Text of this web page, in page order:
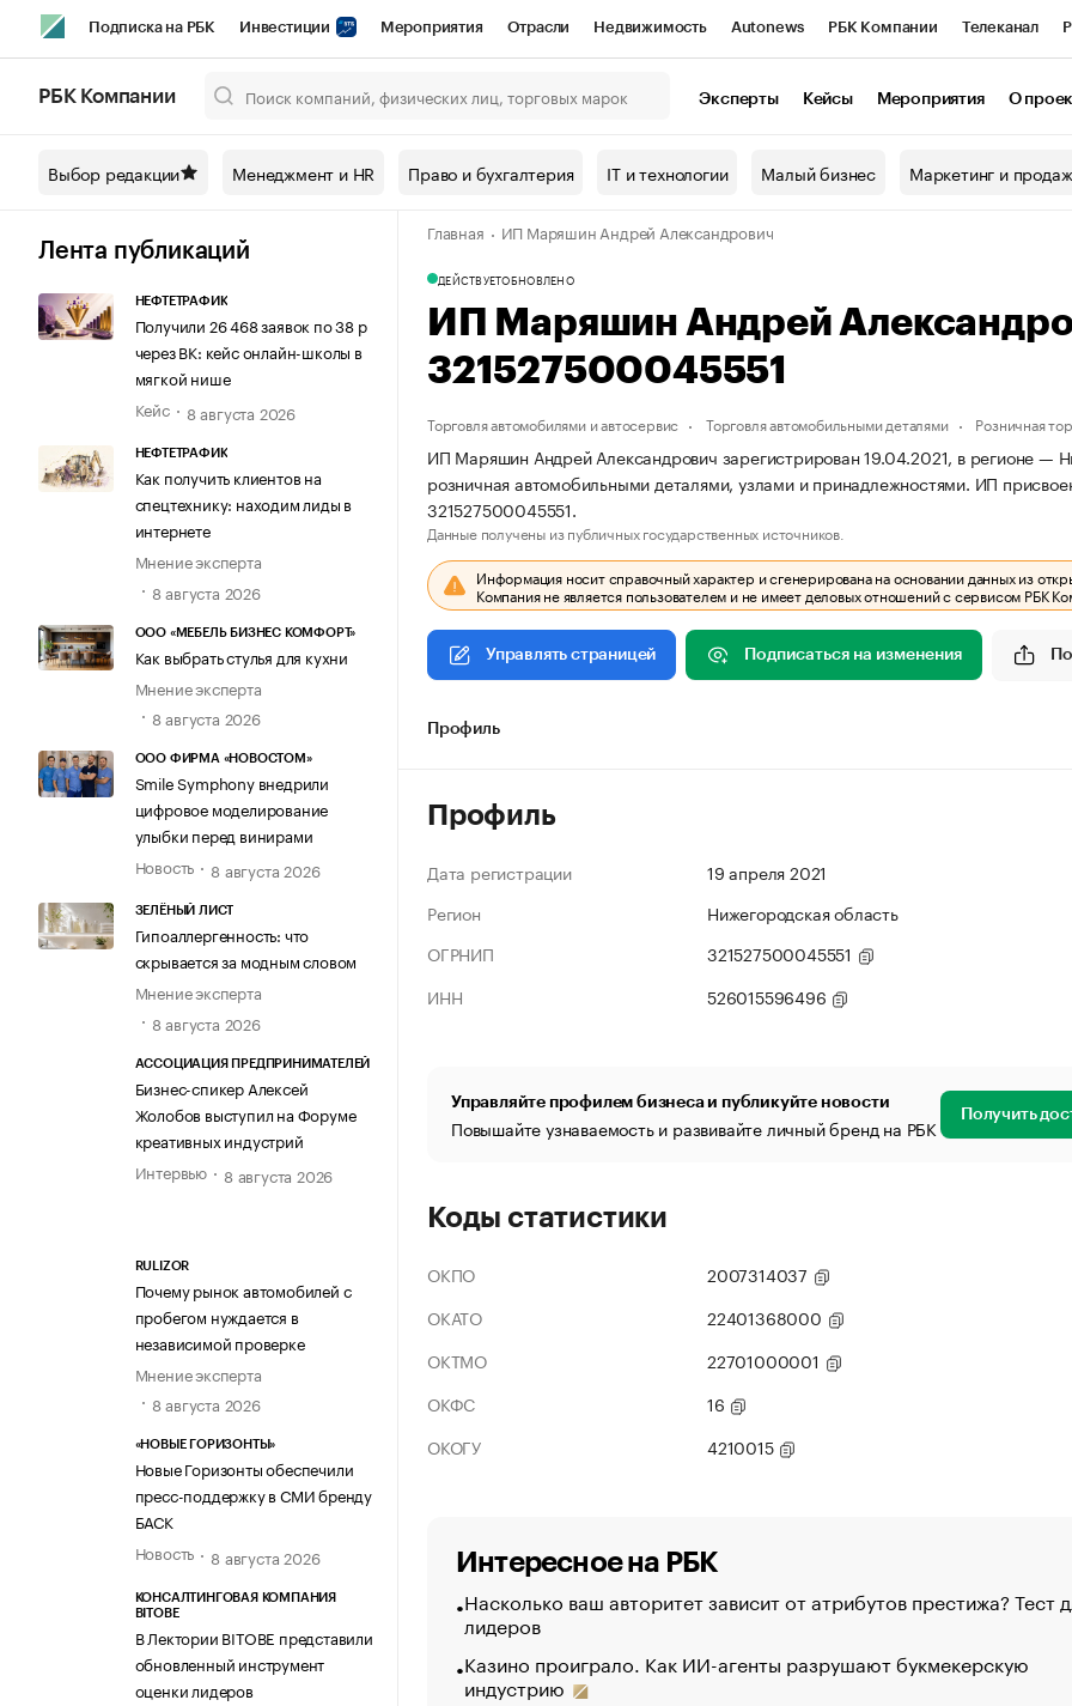
Подписка на РБК Инвестиции Мероприятия Отрасли Недвижимость Autonews РБК Компании Телеканал
Спецпроекты СПб Конференции СПб Спецпроекты Проверка контрагентов
Технологии и медиа Рынок наличной валюты
РБК Компании Эксперты Кейсы Мероприятия О
Выбор редакции Менеджмент и HR Право и бухгалтерия IT и технологии Малый бизнес Маркетинг и
Лента публикаций
НЕФТЕТРАФИК
Получили 26 468 заявок по 38 р
через ВК: кейс онлайн-школы в
мягкой нише
Кейс
8 августа 2026
НЕФТЕТРАФИК
Как получить клиентов на
спецтехнику: находим лиды в
интернете
Мнение эксперта
8 августа 2026
ООО «МЕБЕЛЬ БИЗНЕС КОМФОРТ»
Как выбрать стулья для кухни
Мнение эксперта
8 августа 2026
ООО ФИРМА «НОВОСТОМ»
Smile Symphony внедрили
цифровое моделирование
улыбки перед винирами
Новость
8 августа 2026
ЗЕЛЁНЫЙ ЛИСТ
Гипоаллергенность: что
скрывается за модным словом
Мнение эксперта
8 августа 2026
АССОЦИАЦИЯ ПРЕДПРИНИМАТЕЛЕЙ
Бизнес-спикер Алексей
Жолобов выступил на Форуме
креативных индустрий
Интервью
8 августа 2026
RULIZOR
Почему рынок автомобилей с
пробегом нуждается в
независимой проверке
Мнение эксперта
8 августа 2026
«НОВЫЕ ГОРИЗОНТЫ»
Новые Горизонты обеспечили
пресс-поддержку в СМИ бренду
БАСК
Новость
8 августа 2026
КОНСАЛТИНГОВАЯ КОМПАНИЯ
BITOBE
В Лектории BITOBE представили
обновленный инструмент
оценки лидеров
Главная ИП Маряшин Андрей Александрович
ДЕЙСТВУЕТОБНОВЛЕНО
ИП Маряшин Андрей
321527500045551
Торговля автомобилями и автосервис Торговля автомобильными деталями Розничная
ИП Маряшин Андрей Александрович зарегистрирован 19.04.2021, в регионе —
розничная автомобильными деталями, узлами и принадлежностями. ИП
321527500045551.
Данные получены из публичных государственных источников.
Информация носит справочный характер и сгенерирована на основании данных из
Компания не является пользователем и не имеет деловых отношений с сервисом РБК
Управлять страницей Подписаться на изменения
Профиль
Профиль
Дата регистрации
19 апреля 2021
Регион
Нижегородская область
ОГРНИП
321527500045551
ИНН
526015596496
Управляйте профилем бизнеса и публикуйте новости
Повышайте узнаваемость и развивайте личный бренд на РБК Получить
Коды статистики
ОКПО
2007314037
ОКАТО
22401368000
ОКТМО
22701000001
ОКФС
16
ОКОГУ
4210015
Интересное на РБК
Насколько ваш авторитет зависит от атрибутов престижа? Тест
лидеров
Казино проиграло. Как ИИ-агенты разрушают букмекерскую
индустрию